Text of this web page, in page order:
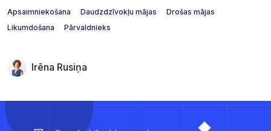
Apsaimniekošana Daudzdzīvokļu mājas
Drošas mājas
Likumdošana
Pārvaldnieks
Irēna Rusiņa